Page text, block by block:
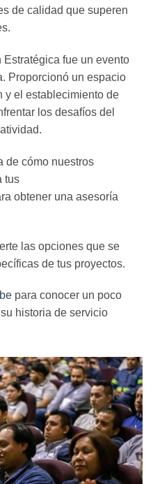
de calidad que superen
fue un evento
Proporcionó un espacio
y el establecimiento de
los desafíos del
de cómo nuestros
tus
obtener una asesoría
las opciones que se
de tus proyectos.
para conocer un poco
historia de servicio